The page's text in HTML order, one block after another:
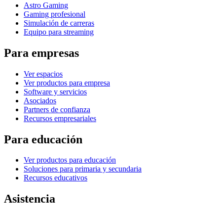
Astro Gaming
Gaming profesional
Simulación de carreras
Equipo para streaming
Para empresas
Ver espacios
Ver productos para empresa
Software y servicios
Asociados
Partners de confianza
Recursos empresariales
Para educación
Ver productos para educación
Soluciones para primaria y secundaria
Recursos educativos
Asistencia